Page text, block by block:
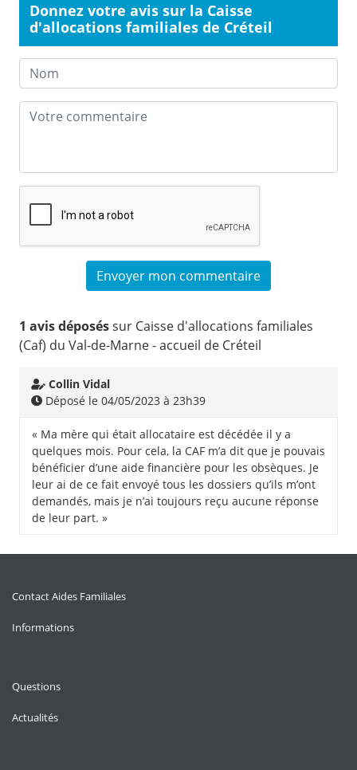
Donnez votre avis sur la Caisse
d'allocations familiales de Créteil
1 avis déposéssur Caisse d'allocations familiales
(Caf) du Val-de-Marne - accueil de Créteil
Collin Vidal
Déposé le 04/05/2023 à 23h39
« Ma mère qui était allocataire est décédée il y a
quelques mois. Pour cela, la CAF m’a dit que je pouvais
bénéficier d’une aide financière pour les obsèques. Je
leur ai de ce fait envoyé tous les dossiers qu’ils m’ont
demandés, mais je n’ai toujours reçu aucune réponse
de leur part. »
Contact Aides Familiales
Informations
Questions
Actualités